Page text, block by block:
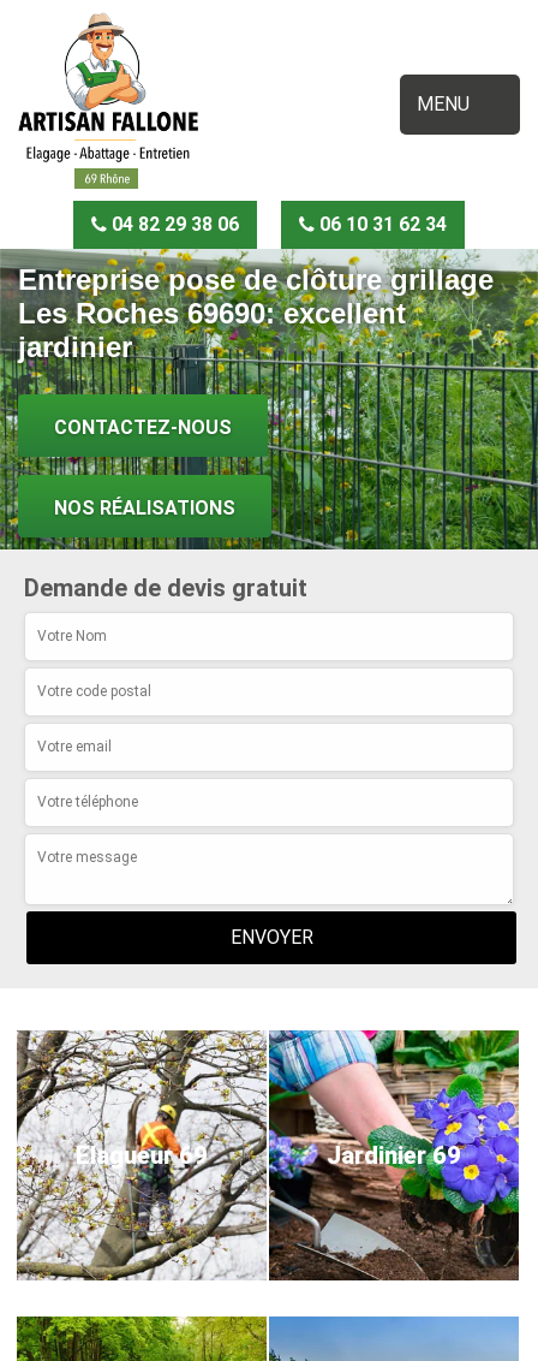
MENU
04 82 29 38 06 06 10 31 62 34
Entreprise pose de clôture grillage
Les Roches 69690: excellent
jardinier
CONTACTEZ-NOUS
NOS RÉALISATIONS
Demande de devis gratuit
Elagueur 69 Jardinier 69